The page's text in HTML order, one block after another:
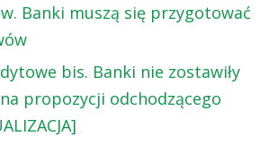
Banki muszą się przygotować
bis. Banki nie zostawiły
propozycji odchodzącego